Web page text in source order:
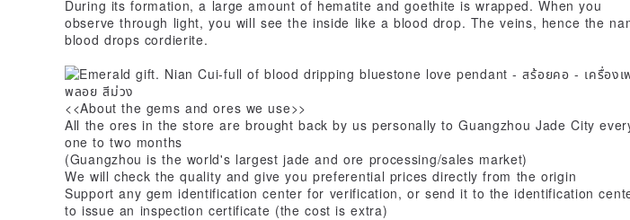
During its formation, a large amount of hematite and goethite is wrapped. When you
observe through light, you will see the inside like a blood drop. The veins, hence the
blood drops cordierite.
<<About the gems and ores we use>>
All the ores in the store are brought back by us personally to Guangzhou Jade City
one to two months
(Guangzhou is the world's largest jade and ore processing/sales market)
We will check the quality and give you preferential prices directly from the origin
Support any gem identification center for verification, or send it to the identification
to issue an inspection certificate (the cost is extra)